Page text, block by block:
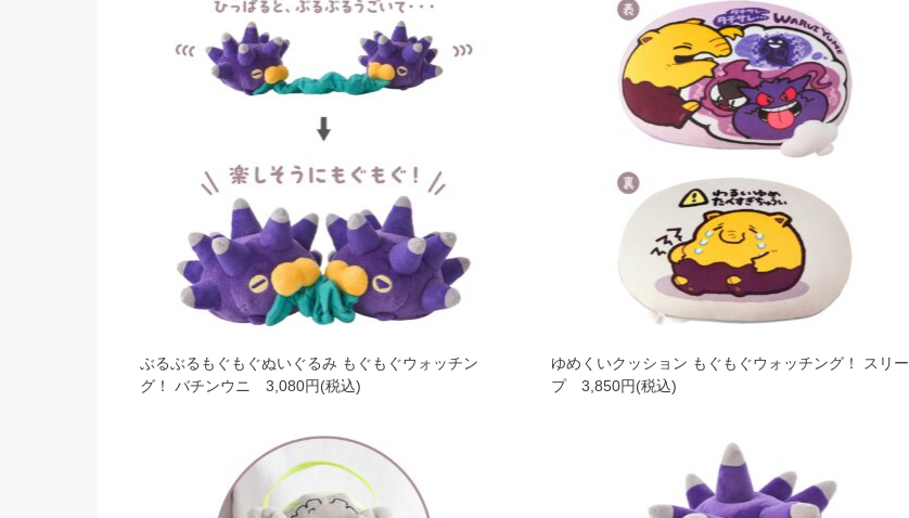
ぶるぶるもぐもぐぬいぐるみ もぐもぐウォッチン
グ！ バチンウニ 3,080円(税込)
ゆめくいクッション もぐもぐウォッチング！ スリー
プ 3,850円(税込)